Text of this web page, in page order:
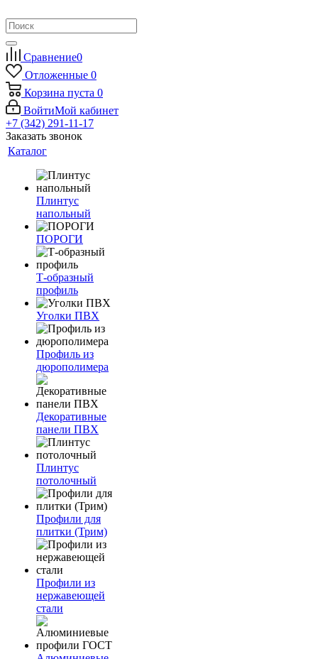
Сравнение0
Отложенные 0
Корзина пуста 0
ВойтиМой кабинет
+7 (342) 291-11-17
Заказать звонок
Каталог
Плинтус
напольный
ПОРОГИ
Т-образный
профиль
Уголки ПВХ
Профиль из
дюрополимера
Декоративные
панели ПВХ
Плинтус
потолочный
Профили для
плитки (Трим)
Профили из
нержавеющей
стали